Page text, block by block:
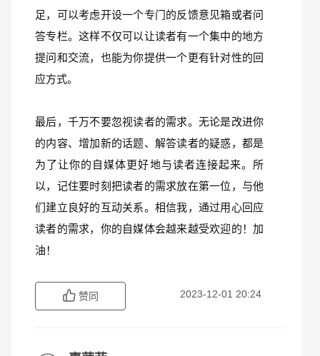
足，可以考虑开设一个专门的反馈意见箱或者问
答专栏。这样不仅可以让读者有一个集中的地方
提问和交流，也能为你提供一个更有针对性的回
应方式。
最后，千万不要忽视读者的需求。无论是改进你
的内容、增加新的话题、解答读者的疑惑，都是
为了让你的自媒体更好地与读者连接起来。所
以，记住要时刻把读者的需求放在第一位，与他
们建立良好的互动关系。相信我，通过用心回应
读者的需求，你的自媒体会越来越受欢迎的！加
油！
赞同 2023-12-01 20:24